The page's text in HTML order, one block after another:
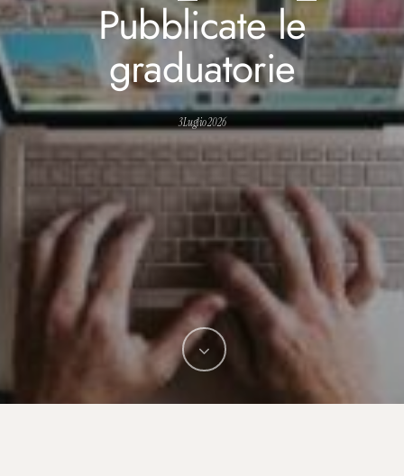
Pubblicate le
graduatorie
3 Luglio 2026